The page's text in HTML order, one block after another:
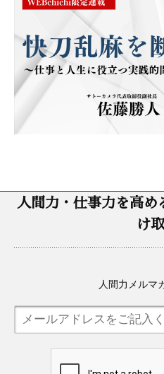
人間力・仕事力を高
け
人間力メルマ